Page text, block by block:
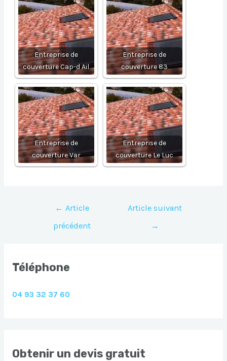
Entreprise de
couverture Cap-d Ail
Entreprise de
couverture 83
Entreprise de
couverture Var
Entreprise de
couverture Le Luc
Navigation
l’article
← Article
précédent
Article suivant
→
Téléphone
04 93 32 37 60
Obtenir un devis gratuit